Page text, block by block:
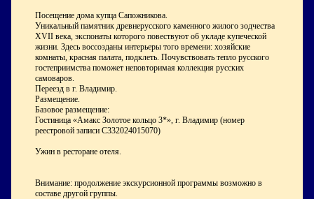
Посещение дома купца Сапожникова.
Уникальный памятник древнерусского каменного жилого зодчества
XVII века, экспонаты которого повествуют об укладе купеческой
жизни. Здесь воссозданы интерьеры того времени: хозяйские
комнаты, красная палата, подклеть. Почувствовать тепло русского
гостеприимства поможет неповторимая коллекция русских
самоваров.
Переезд в г. Владимир.
Размещение.
Базовое размещение:
Гостиница «Амакс Золотое кольцо 3*», г. Владимир (номер
реестровой записи С332024015070)
Ужин в ресторане отеля.
Внимание: продолжение экскурсионной программы возможно в
составе другой группы.